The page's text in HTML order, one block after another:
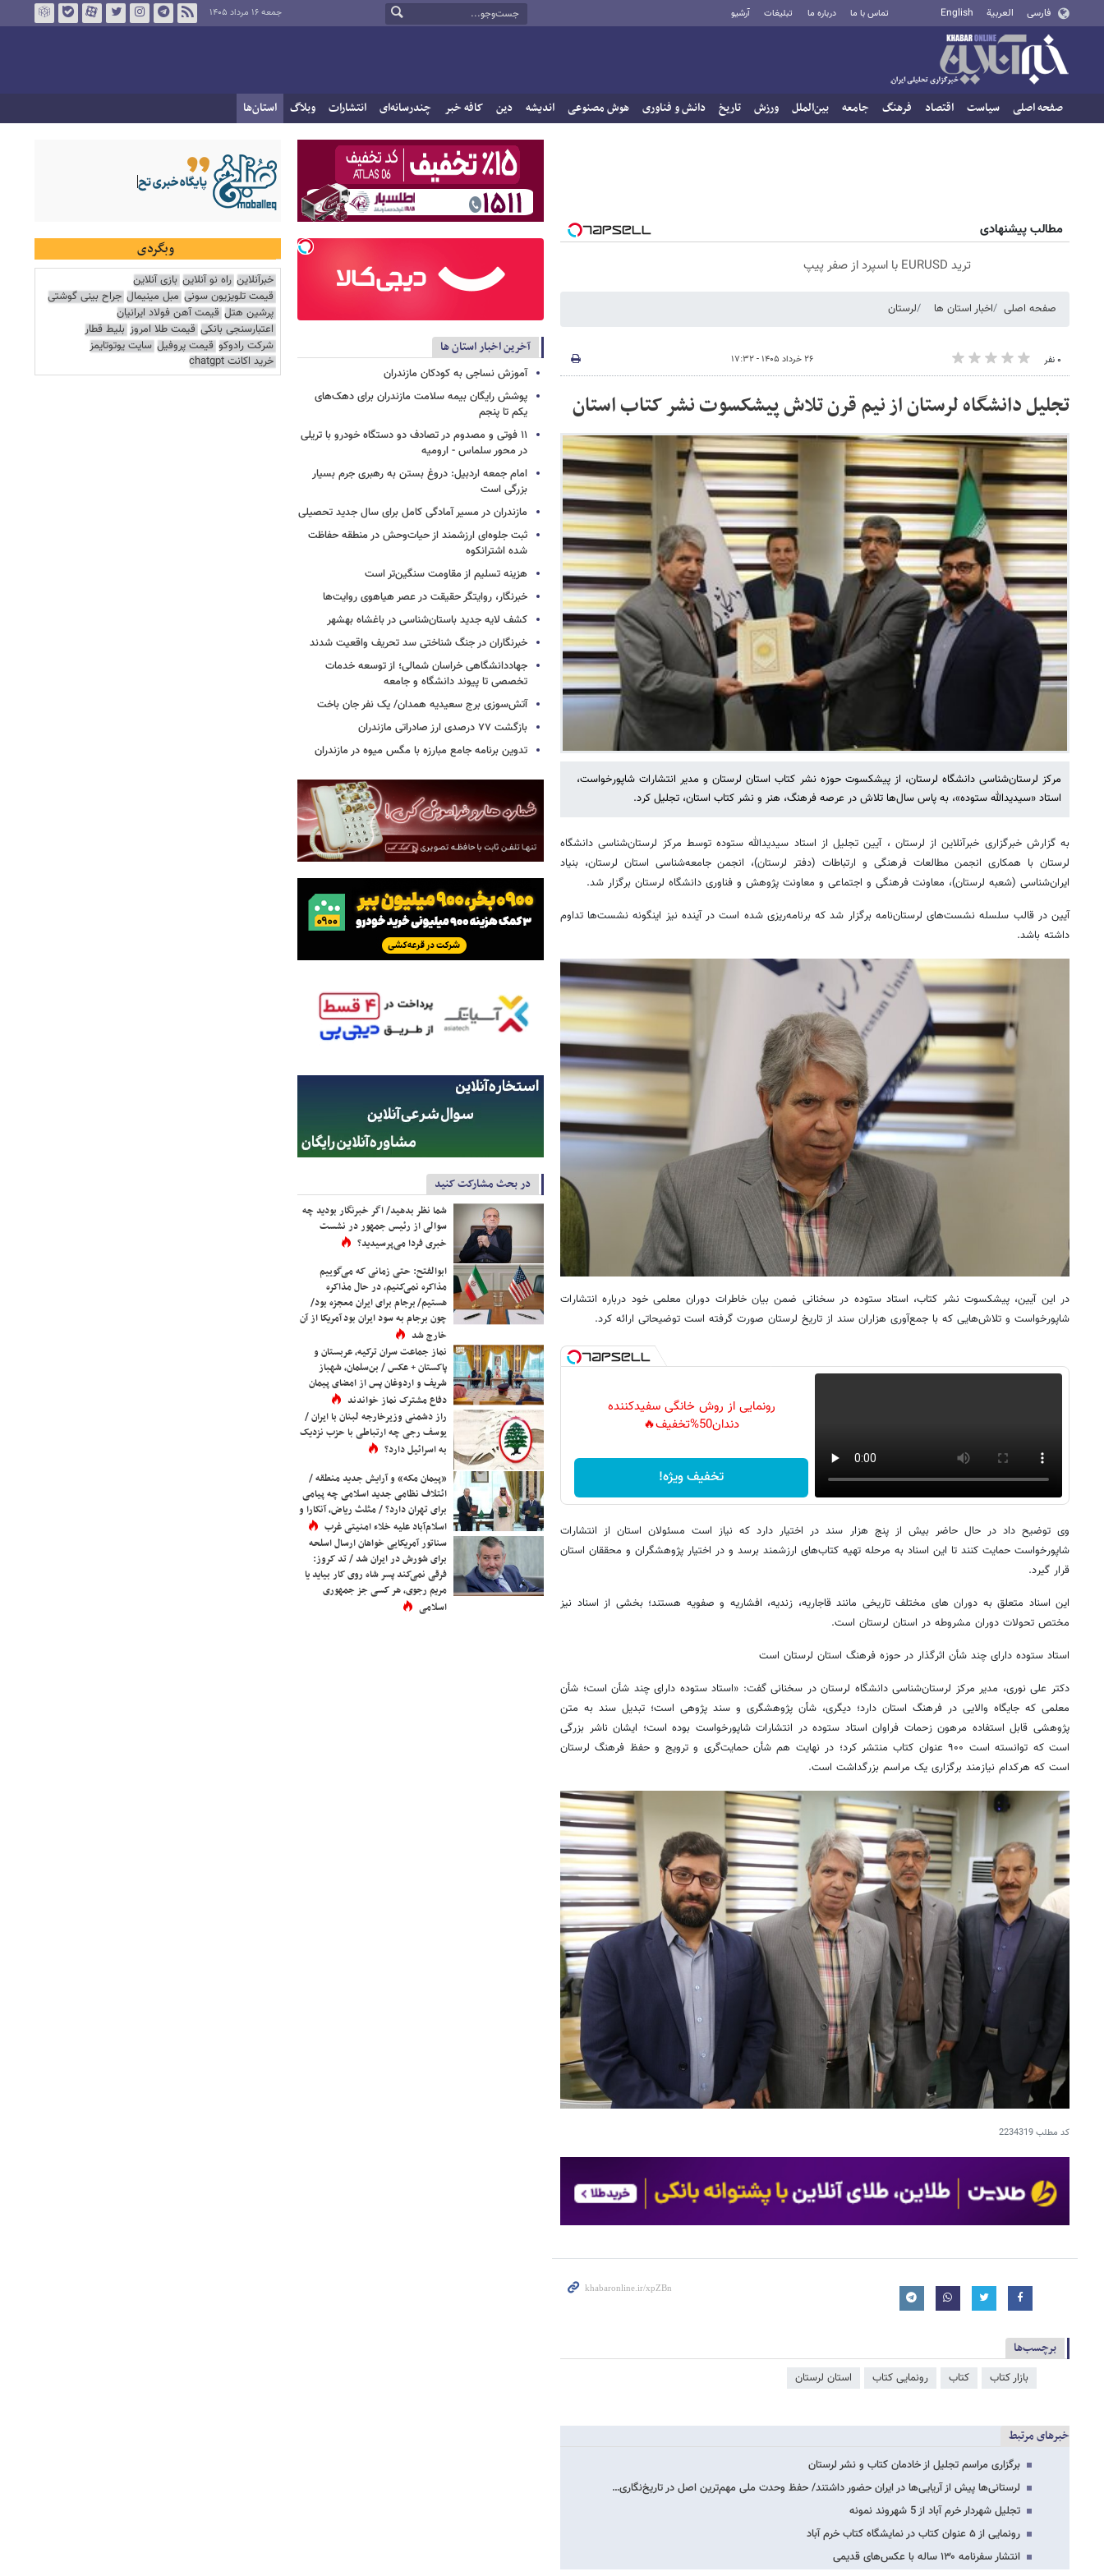
فارسی العربية English تماس با ما درباره ما تبلیغات آرشیو جمعه ۱۶ مرداد ۱۴۰۵
صفحه اصلی سیاست اقتصاد فرهنگ جامعه بین‌الملل ورزش تاریخ دانش و فناوری هوش مصنوعی اندیشه دین کافه خبر چندرسانه‌ای انتشارات وبلاگ استان‌ها
مطالب پیشنهادی
ترید EURUSD با اسپرد از صفر پیپ
صفحه اصلی اخبار استان ها لرستان
۰ نفر ۲۶ خرداد ۱۴۰۵ - ۱۷:۳۲
تجلیل دانشگاه لرستان از نیم قرن تلاش پیشکسوت نشر کتاب استان
مرکز لرستان‌شناسی دانشگاه لرستان، از پیشکسوت حوزه نشر کتاب استان لرستان و مدیر انتشارات شاپورخواست،
استاد «سیدیدالله ستوده»، به پاس سال‌ها تلاش در عرصه فرهنگ، هنر و نشر کتاب استان، تجلیل کرد.
به گزارش خبرگزاری خبرآنلاین از لرستان ، آیین تجلیل از استاد سیدیدالله ستوده توسط مرکز لرستان‌شناسی دانشگاه
لرستان با همکاری انجمن مطالعات فرهنگی و ارتباطات (دفتر لرستان)، انجمن جامعه‌شناسی استان لرستان، بنیاد
ایران‌شناسی (شعبه لرستان)، معاونت فرهنگی و اجتماعی و معاونت پژوهش و فناوری دانشگاه لرستان برگزار شد.
آیین در قالب سلسله نشست‌های لرستان‌نامه برگزار شد که برنامه‌ریزی شده است در آینده نیز اینگونه نشست‌ها تداوم
داشته باشد.
در این آیین، پیشکسوت نشر کتاب، استاد ستوده در سخنانی ضمن بیان خاطرات دوران معلمی خود درباره انتشارات
شاپورخواست و تلاش‌هایی که با جمع‌آوری هزاران سند از تاریخ لرستان صورت گرفته است توضیحاتی ارائه کرد.
رونمایی از روش خانگی سفیدکننده
دندان50%تخفیف🔥
تخفیف ویژه!
وی توضیح داد در حال حاضر بیش از پنج هزار سند در اختیار دارد که نیاز است مسئولان استان از انتشارات
شاپورخواست حمایت کنند تا این اسناد به مرحله تهیه کتاب‌های ارزشمند برسد و در اختیار پژوهشگران و محققان استان
قرار گیرد.
این اسناد متعلق به دوران های مختلف تاریخی مانند قاجاریه، زندیه، افشاریه و صفویه هستند؛ بخشی از اسناد نیز
مختص تحولات دوران مشروطه در استان لرستان است.
استاد ستوده دارای چند شأن اثرگذار در حوزه فرهنگ استان لرستان است
دکتر علی نوری، مدیر مرکز لرستان‌شناسی دانشگاه لرستان در سخنانی گفت: «استاد ستوده دارای چند شأن است؛ شأن
معلمی که جایگاه والایی در فرهنگ استان دارد؛ دیگری، شأن پژوهشگری و سند پژوهی است؛ تبدیل سند به متن
پژوهشی قابل استفاده مرهون زحمات فراوان استاد ستوده در انتشارات شاپورخواست بوده است؛ ایشان ناشر بزرگی
است که توانسته است ۹۰۰ عنوان کتاب منتشر کرد؛ در نهایت هم شأن حمایت‌گری و ترویج و حفظ فرهنگ لرستان
است که هرکدام نیازمند برگزاری یک مراسم بزرگداشت است.
کد مطلب2234319
برچسب‌ها
بازار کتاب کتاب رونمایی کتاب استان لرستان
خبرهای مرتبط
برگزاری مراسم تجلیل از خادمان کتاب و نشر لرستان
لرستانی‌ها پیش از آریایی‌ها در ایران حضور داشتند/ حفظ وحدت ملی مهم‌ترین اصل در تاریخ‌نگاری…
تجلیل شهردار خرم آباد از 5 شهروند نمونه
رونمایی از ۵ عنوان کتاب در نمایشگاه کتاب خرم آباد
انتشار سفرنامه ۱۳۰ ساله با عکس‌های قدیمی
آخرین اخبار استان ها
آموزش نساجی به کودکان مازندران
پوشش رایگان بیمه سلامت مازندران برای دهک‌های
یکم تا پنجم
۱۱ فوتی و مصدوم در تصادف دو دستگاه خودرو با تریلی
در محور سلماس - ارومیه
امام جمعه اردبیل: دروغ بستن به رهبری جرم بسیار
بزرگی است
مازندران در مسیر آمادگی کامل برای سال جدید تحصیلی
ثبت جلوه‌ای ارزشمند از حیات‌وحش در منطقه حفاظت
شده اشترانکوه
هزینه تسلیم از مقاومت سنگین‌تر است
خبرنگار، روایتگر حقیقت در عصر هیاهوی روایت‌ها
کشف لایه جدید باستان‌شناسی در باغشاه بهشهر
خبرنگاران در جنگ شناختی سد تحریف واقعیت شدند
جهاددانشگاهی خراسان شمالی؛ از توسعه خدمات
تخصصی تا پیوند دانشگاه و جامعه
آتش‌سوزی برج سعیدیه همدان/ یک نفر جان باخت
بازگشت ۷۷ درصدی ارز صادراتی مازندران
تدوین برنامه جامع مبارزه با مگس میوه در مازندران
در بحث مشارکت کنید
شما نظر بدهید/ اگر خبرنگار بودید چه
سوالی از رئیس جمهور در نشست
خبری فردا می‌پرسیدید؟
ابوالفتح: حتی زمانی که می‌گوییم
مذاکره نمی‌کنیم، در حال مذاکره
هستیم/ برجام برای ایران معجزه بود/
چون برجام به سود ایران بود آمریکا از آن
خارج شد
نماز جماعت سران ترکیه، عربستان و
پاکستان + عکس / بن‌سلمان، شهباز
شریف و اردوغان پس از امضای پیمان
دفاع مشترک نماز خواندند
راز دشمنی وزیرخارجه لبنان با ایران /
یوسف رجی چه ارتباطی با حزب نزدیک
به اسرائیل دارد؟
«پیمان مکه» و آرایش جدید منطقه /
ائتلاف نظامی جدید اسلامی چه پیامی
برای تهران دارد؟ / مثلث ریاض، آنکارا و
اسلام‌آباد علیه خلاء امنیتی غرب
سناتور آمریکایی خواهان ارسال اسلحه
برای شورش در ایران شد / تد کروز:
فرقی نمی‌کند پسر شاه روی کار بیاید یا
مریم رجوی، هر کسی جز جمهوری
اسلامی
وبگردی
خبرآنلاین راه نو آنلاین بازی آنلاین
قیمت تلویزیون سونی مبل مینیمال جراح بینی گوشتی
پرشین هتل قیمت آهن فولاد ایرانیان
اعتبارسنجی بانکی قیمت طلا امروز بلیط قطار
شرکت رادوکو قیمت پروفیل سایت یوتوتایمز
خرید اکانت chatgpt